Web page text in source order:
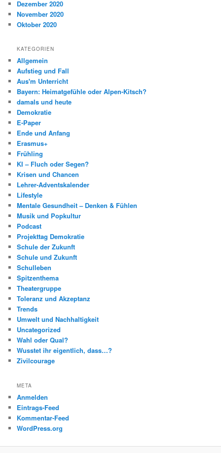
Dezember 2020
November 2020
Oktober 2020
KATEGORIEN
Allgemein
Aufstieg und Fall
Aus'm Unterricht
Bayern: Heimatgefühle oder Alpen-Kitsch?
damals und heute
Demokratie
E-Paper
Ende und Anfang
Erasmus+
Frühling
KI – Fluch oder Segen?
Krisen und Chancen
Lehrer-Adventskalender
Lifestyle
Mentale Gesundheit – Denken & Fühlen
Musik und Popkultur
Podcast
Projekttag Demokratie
Schule der Zukunft
Schule und Zukunft
Schulleben
Spitzenthema
Theatergruppe
Toleranz und Akzeptanz
Trends
Umwelt und Nachhaltigkeit
Uncategorized
Wahl oder Qual?
Wusstet ihr eigentlich, dass…?
Zivilcourage
META
Anmelden
Eintrags-Feed
Kommentar-Feed
WordPress.org